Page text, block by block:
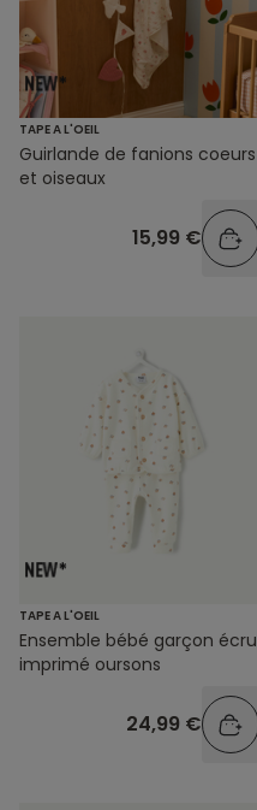
TAPE A L'OEIL
Guirlande de fanions coeurs
et oiseaux
15,99 €
TAPE A L'OEIL
Ensemble bébé garçon écru
imprimé oursons
24,99 €